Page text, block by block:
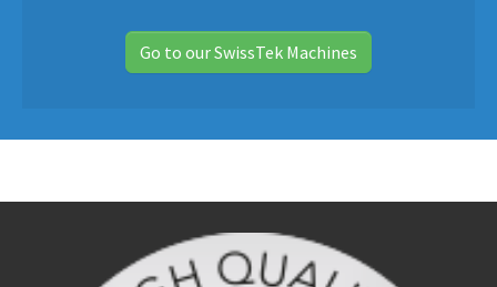
Go to our SwissTek Machines